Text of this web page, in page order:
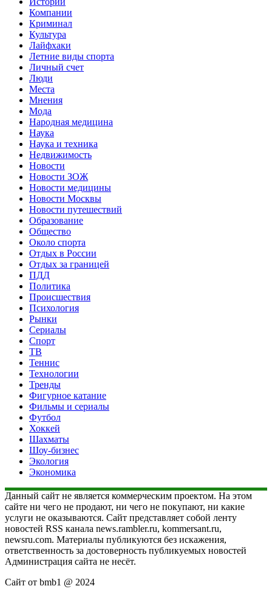
Компании
Криминал
Культура
Лайфхаки
Летние виды спорта
Личный счет
Люди
Места
Мнения
Мода
Народная медицина
Наука
Наука и техника
Недвижимость
Новости
Новости ЗОЖ
Новости медицины
Новости Москвы
Новости путешествий
Образование
Общество
Около спорта
Отдых в России
Отдых за границей
ПДД
Политика
Происшествия
Психология
Рынки
Сериалы
Спорт
ТВ
Теннис
Технологии
Тренды
Фигурное катание
Фильмы и сериалы
Футбол
Хоккей
Шахматы
Шоу-бизнес
Экология
Экономика
Данный сайт не является коммерческим проектом. На этом
сайте ни чего не продают, ни чего не покупают, ни какие
услуги не оказываются. Сайт представляет собой ленту
новостей RSS канала news.rambler.ru, kommersant.ru,
newsru.com. Материалы публикуются без искажения,
ответственность за достоверность публикуемых новостей
Администрация сайта не несёт.
Сайт от bmb1 @ 2024